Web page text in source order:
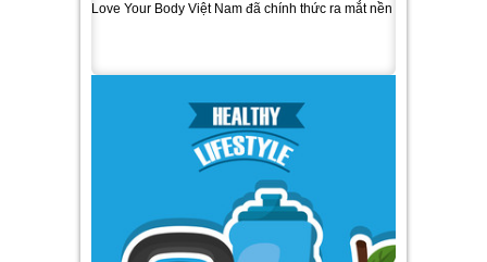
Love Your Body Việt Nam đã chính thức ra mắt nền